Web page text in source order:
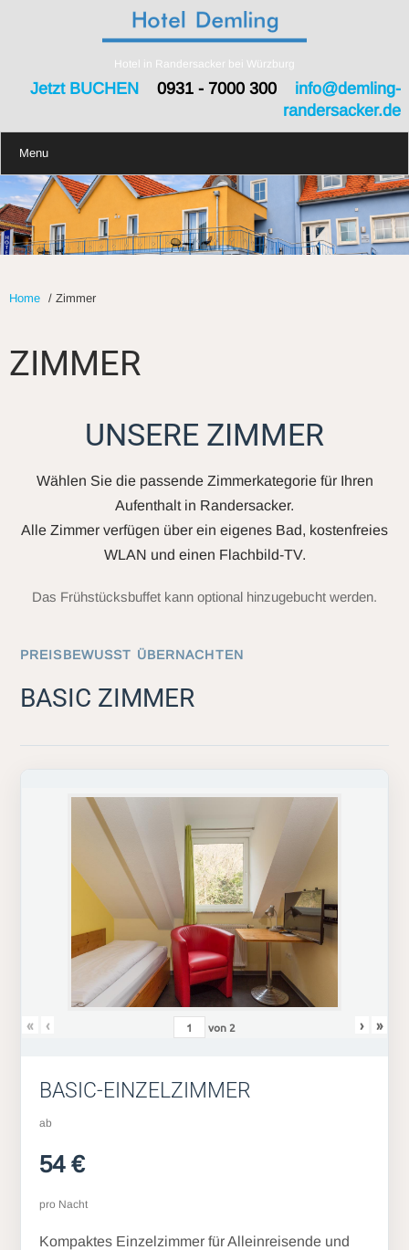
Hotel in Randersacker bei Würzburg
Jetzt BUCHEN0931 - 7000 300 info@demling-
randersacker.de
Menu
Home / Zimmer
ZIMMER
UNSERE ZIMMER
Wählen Sie die passende Zimmerkategorie für Ihren
Aufenthalt in Randersacker.
Alle Zimmer verfügen über ein eigenes Bad, kostenfreies
WLAN und einen Flachbild-TV.
Das Frühstücksbuffet kann optional hinzugebucht werden.
PREISBEWUSST ÜBERNACHTEN
BASIC ZIMMER
« ‹ von 2 › »
BASIC-EINZELZIMMER
ab
54 €
pro Nacht
Kompaktes Einzelzimmer für Alleinreisende und